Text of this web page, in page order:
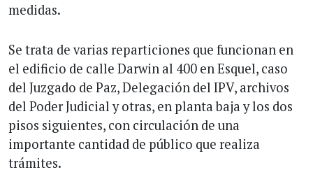
medidas.
Se trata de varias reparticiones que funcionan en
el edificio de calle Darwin al 400 en Esquel, caso
del Juzgado de Paz, Delegación del IPV, archivos
del Poder Judicial y otras, en planta baja y los dos
pisos siguientes, con circulación de una
importante cantidad de público que realiza
trámites.